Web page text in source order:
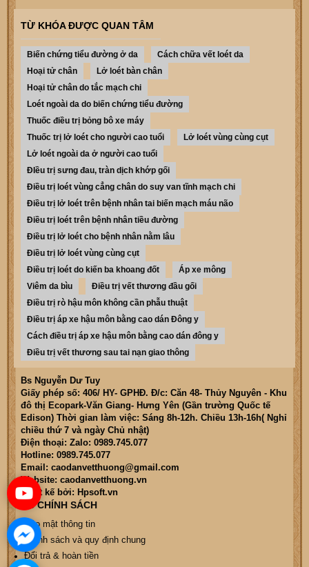
TỪ KHÓA ĐƯỢC QUAN TÂM
Biến chứng tiểu đường ở da
Cách chữa vết loét da
Hoại tử chân
Lở loét bàn chân
Hoại tử chân do tắc mạch chi
Loét ngoài da do biến chứng tiểu đường
Thuốc điều trị bỏng bô xe máy
Thuốc trị lở loét cho người cao tuổi
Lở loét vùng cùng cụt
Lở loét ngoài da ở người cao tuổi
ĐIều trị sưng đau, tràn dịch khớp gối
Điều trị loét vùng cẳng chân do suy van tĩnh mạch chi
Điều trị lở loét trên bệnh nhân tai biến mạch máu não
Điều trị loét trên bệnh nhân tiều đường
Điều trị lở loét cho bệnh nhân nằm lâu
Điều trị lở loét vùng cùng cụt
Điều trị loét do kiến ba khoang đốt
Áp xe mông
Viêm da bìu
Điều trị vết thương đầu gối
Điều trị rò hậu môn không cần phẫu thuật
Điều trị áp xe hậu môn bằng cao dán Đông y
Cách điều trị áp xe hậu môn bằng cao dán đông y
Điều trị vết thương sau tai nạn giao thông
Bs Nguyễn Dư Tuy
Giấy phép số: 406/ HY- GPHĐ. Đ/c: Căn 48- Thủy Nguyên - Khu
đô thị Ecopark-Văn Giang- Hưng Yên (Gần trường Quốc tế
Edison) Thời gian làm việc: Sáng 8h-12h. Chiều 13h-16h( Nghỉ
chiều thứ 7 và ngày Chủ nhật)
Điện thoại: Zalo: 0989.745.077
Hotline: 0989.745.077
Email: caodanvetthuong@gmail.com
Website: caodanvetthuong.vn
Thiết kế bởi: Hpsoft.vn
CÁC CHÍNH SÁCH
Bảo mật thông tin
Chính sách và quy định chung
Đổi trả & hoàn tiền